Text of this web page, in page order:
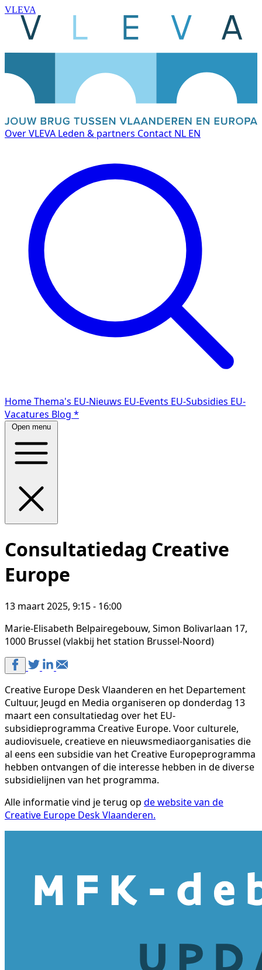
VLEVA
Over VLEVA Leden & partners Contact NL EN
HomeThema's EU-Nieuws EU-Events EU-Subsidies EU-
Vacatures Blog *
Open menu
Consultatiedag Creative
Europe
13 maart 2025, 9:15 - 16:00
Marie-Elisabeth Belpairegebouw, Simon Bolivarlaan 17,
1000 Brussel (vlakbij het station Brussel-Noord)
Creative Europe Desk Vlaanderen en het Departement
Cultuur, Jeugd en Media organiseren op donderdag 13
maart een consultatiedag over het EU-
subsidieprogramma Creative Europe. Voor culturele,
audiovisuele, creatieve en nieuwsmediaorganisaties die
al eens een subsidie van het Creative Europeprogramma
hebben ontvangen of die interesse hebben in de diverse
subsidielijnen van het programma.
Alle informatie vind je terug op de website van de
Creative Europe Desk Vlaanderen.